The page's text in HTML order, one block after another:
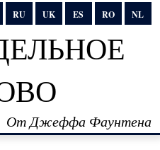
RU UK ES RO NL
От Джеффа Фаунтена